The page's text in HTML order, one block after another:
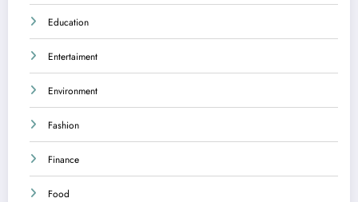
Education
Entertaiment
Environment
Fashion
Finance
Food